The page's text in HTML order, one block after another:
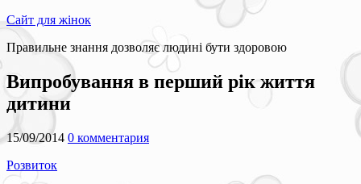
Сайт для жінок
Правильне знання дозволяє людині бути здоровою
Випробування в перший рік життя
дитини
15/09/2014 0 комментария
Розвиток